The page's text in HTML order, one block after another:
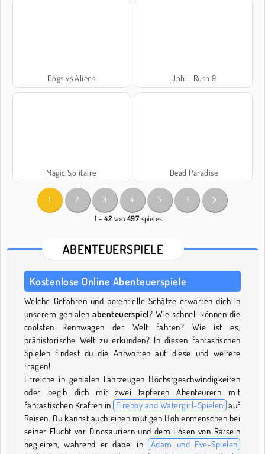
Dogs vs Aliens Uphill Rush 9
Magic Solitaire Dead Paradise
1 2 3 4 5 6
1 - 42 von 497spieles
ABENTEUERSPIELE
Kostenlose Online Abenteuerspiele
Welche Gefahren und potentielle Schätze erwarten dich in
unserem genialenabenteuerspiel? Wie schnell können die
coolsten Rennwagen der Welt fahren? Wie ist es,
prähistorische Welt zu erkunden? In diesen fantastischen
Spielen findest du die Antworten auf diese und weitere
Fragen!
Erreiche in genialen Fahrzeugen Höchstgeschwindigkeiten
oder begib dich mit zwei tapferen Abenteurern mit
fantastischen Kräften in Fireboy and Watergirl-Spielen auf
Reisen. Du kannst auch einen mutigen Höhlenmenschen bei
seiner Flucht vor Dinosauriern und dem Lösen von Rätseln
begleiten, während er dabei in
Adam und Eve-Spielen